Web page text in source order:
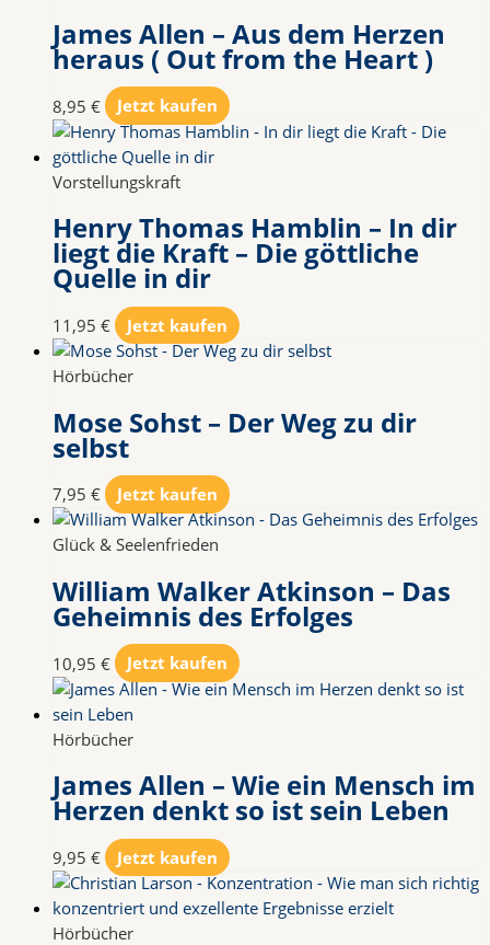
James Allen – Aus dem Herzen
heraus ( Out from the Heart )
8,95 € Jetzt kaufen
Vorstellungskraft
Henry Thomas Hamblin – In dir
liegt die Kraft – Die göttliche
Quelle in dir
11,95 € Jetzt kaufen
Hörbücher
Mose Sohst – Der Weg zu dir
selbst
7,95 € Jetzt kaufen
Glück & Seelenfrieden
William Walker Atkinson – Das
Geheimnis des Erfolges
10,95 € Jetzt kaufen
Hörbücher
James Allen – Wie ein Mensch im
Herzen denkt so ist sein Leben
9,95 € Jetzt kaufen
Hörbücher